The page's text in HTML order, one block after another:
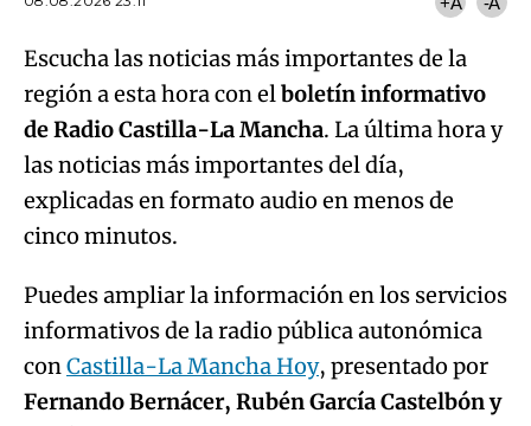
Escucha las noticias más importantes de la
región a esta hora con elboletín informativo
de Radio Castilla-La Mancha. La última hora y
las noticias más importantes del día,
explicadas en formato audio en menos de
cinco minutos.
Puedes ampliar la información en los servicios
informativos de la radio pública autonómica
conCastilla-La Mancha Hoy, presentado por
Fernando Bernácer, Rubén García Castelbón y